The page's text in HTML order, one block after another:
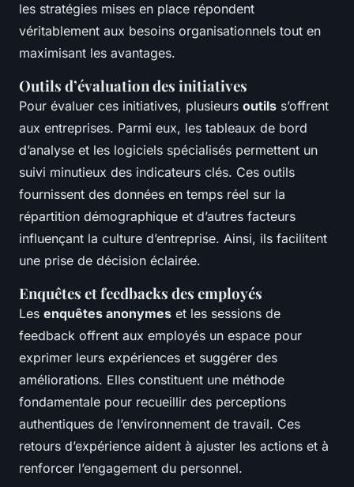
les stratégies mises en place répondent
véritablement aux besoins organisationnels tout en
maximisant les avantages.
Outils d’évaluation des initiatives
Pour évaluer ces initiatives, plusieurs outils s’offrent
aux entreprises. Parmi eux, les tableaux de bord
d’analyse et les logiciels spécialisés permettent un
suivi minutieux des indicateurs clés. Ces outils
fournissent des données en temps réel sur la
répartition démographique et d’autres facteurs
influençant la culture d’entreprise. Ainsi, ils facilitent
une prise de décision éclairée.
Enquêtes et feedbacks des employés
Les enquêtes anonymes et les sessions de
feedback offrent aux employés un espace pour
exprimer leurs expériences et suggérer des
améliorations. Elles constituent une méthode
fondamentale pour recueillir des perceptions
authentiques de l’environnement de travail. Ces
retours d’expérience aident à ajuster les actions et à
renforcer l’engagement du personnel.